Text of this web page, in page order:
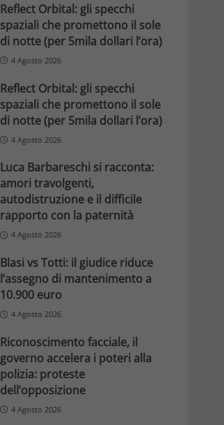
Reflect Orbital: gli specchi
spaziali che promettono il sole
di notte (per 5mila dollari l’ora)
4 Agosto 2026
Reflect Orbital: gli specchi
spaziali che promettono il sole
di notte (per 5mila dollari l’ora)
4 Agosto 2026
Luca Barbareschi si racconta:
amori travolgenti,
autodistruzione e il difficile
rapporto con la paternità
4 Agosto 2026
Blasi vs Totti: il giudice riduce
l’assegno di mantenimento a
10.900 euro
4 Agosto 2026
Riconoscimento facciale, il
governo accelera i poteri alla
polizia: proteste
dell’opposizione
4 Agosto 2026